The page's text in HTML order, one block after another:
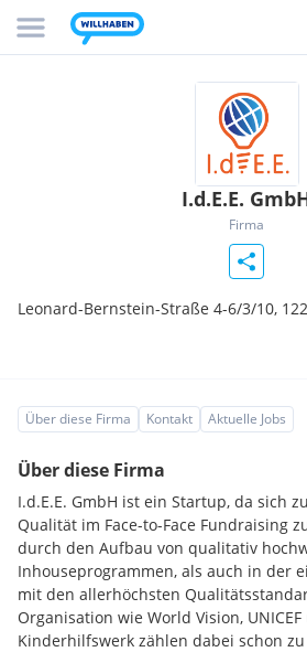
I.d.E.E.
Firma
Leonard-Bernstein-Straße 4-6/3/10,
Über diese Firma Kontakt Aktuelle Jobs
Über diese Firma
I.d.E.E. GmbH ist ein Startup, da sich
Qualität im Face-to-Face Fundraising
durch den Aufbau von qualitativ
Inhouseprogrammen, als auch in der
mit den allerhöchsten
Organisation wie World Vision,
Kinderhilfswerk zählen dabei schon